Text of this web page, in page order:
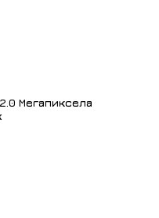
2.0 Мегапиксела